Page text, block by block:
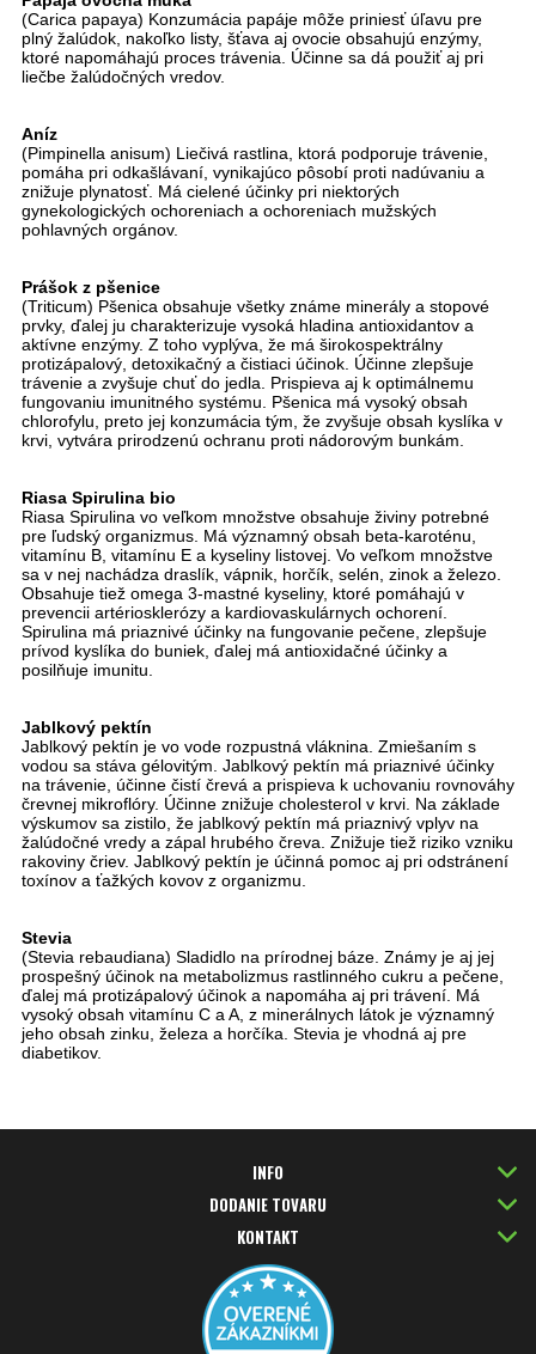
(Carica papaya) Konzumácia papáje môže priniesť úľavu pre
plný žalúdok, nakoľko listy, šťava aj ovocie obsahujú enzýmy,
ktoré napomáhajú proces trávenia. Účinne sa dá použiť aj pri
liečbe žalúdočných vredov.
Aníz
(Pimpinella anisum) Liečivá rastlina, ktorá podporuje trávenie,
pomáha pri odkašlávaní, vynikajúco pôsobí proti nadúvaniu a
znižuje plynatosť. Má cielené účinky pri niektorých
gynekologických ochoreniach a ochoreniach mužských
pohlavných orgánov.
Prášok z pšenice
(Triticum) Pšenica obsahuje všetky známe minerály a stopové
prvky, ďalej ju charakterizuje vysoká hladina antioxidantov a
aktívne enzýmy. Z toho vyplýva, že má širokospektrálny
protizápalový, detoxikačný a čistiaci účinok. Účinne zlepšuje
trávenie a zvyšuje chuť do jedla. Prispieva aj k optimálnemu
fungovaniu imunitného systému. Pšenica má vysoký obsah
chlorofylu, preto jej konzumácia tým, že zvyšuje obsah kyslíka v
krvi, vytvára prirodzenú ochranu proti nádorovým bunkám.
Riasa Spirulina bio
Riasa Spirulina vo veľkom množstve obsahuje živiny potrebné
pre ľudský organizmus. Má významný obsah beta-karoténu,
vitamínu B, vitamínu E a kyseliny listovej. Vo veľkom množstve
sa v nej nachádza draslík, vápnik, horčík, selén, zinok a železo.
Obsahuje tiež omega 3-mastné kyseliny, ktoré pomáhajú v
prevencii artériosklerózy a kardiovaskulárnych ochorení.
Spirulina má priaznivé účinky na fungovanie pečene, zlepšuje
prívod kyslíka do buniek, ďalej má antioxidačné účinky a
posilňuje imunitu.
Jablkový pektín
Jablkový pektín je vo vode rozpustná vláknina. Zmiešaním s
vodou sa stáva gélovitým. Jablkový pektín má priaznivé účinky
na trávenie, účinne čistí črevá a prispieva k uchovaniu rovnováhy
črevnej mikroflóry. Účinne znižuje cholesterol v krvi. Na základe
výskumov sa zistilo, že jablkový pektín má priaznivý vplyv na
žalúdočné vredy a zápal hrubého čreva. Znižuje tiež riziko vzniku
rakoviny čriev. Jablkový pektín je účinná pomoc aj pri odstránení
toxínov a ťažkých kovov z organizmu.
Stevia
(Stevia rebaudiana) Sladidlo na prírodnej báze. Známy je aj jej
prospešný účinok na metabolizmus rastlinného cukru a pečene,
ďalej má protizápalový účinok a napomáha aj pri trávení. Má
vysoký obsah vitamínu C a A, z minerálnych látok je významný
jeho obsah zinku, železa a horčíka. Stevia je vhodná aj pre
diabetikov.
INFO
DODANIE TOVARU
KONTAKT